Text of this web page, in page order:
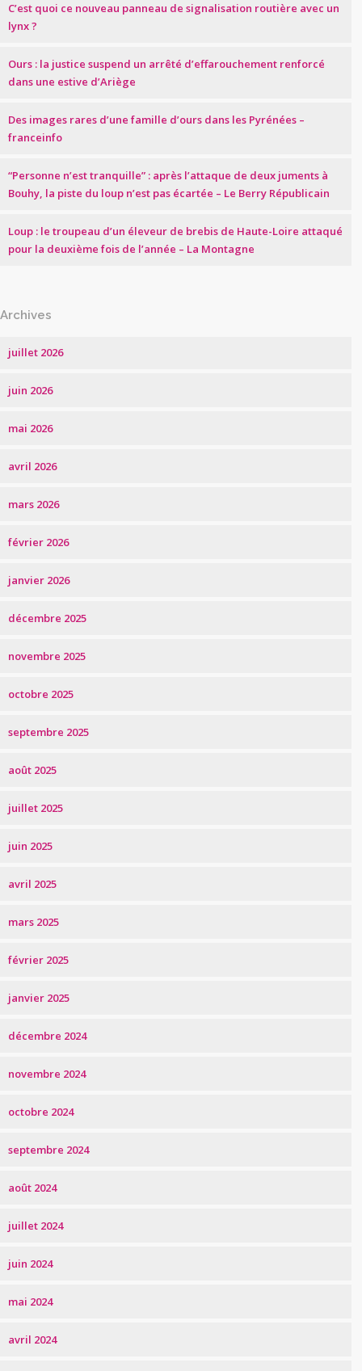
C’est quoi ce nouveau panneau de signalisation routière avec un
lynx ?
Ours : la justice suspend un arrêté d’effarouchement renforcé
dans une estive d’Ariège
Des images rares d’une famille d’ours dans les Pyrénées –
franceinfo
“Personne n’est tranquille” : après l’attaque de deux juments à
Bouhy, la piste du loup n’est pas écartée – Le Berry Républicain
Loup : le troupeau d’un éleveur de brebis de Haute-Loire attaqué
pour la deuxième fois de l’année – La Montagne
Archives
juillet 2026
juin 2026
mai 2026
avril 2026
mars 2026
février 2026
janvier 2026
décembre 2025
novembre 2025
octobre 2025
septembre 2025
août 2025
juillet 2025
juin 2025
avril 2025
mars 2025
février 2025
janvier 2025
décembre 2024
novembre 2024
octobre 2024
septembre 2024
août 2024
juillet 2024
juin 2024
mai 2024
avril 2024